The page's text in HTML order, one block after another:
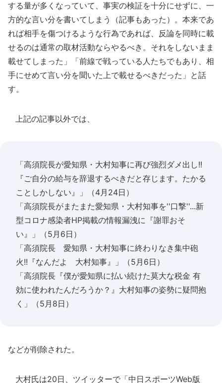
する量が多くなっていて、事実の検証を十分にせずに、一
方的な言い分を書いてしまう（記事もあった）。本来であ
れば相手を傷つけるような行為であれば、反論を同時に載
せるのは通常の取材活動ならやるべき。それをしないまま
載せてしまった」「前線で戦っている人たちでもあり、相
手にせめて言い分を聞いた上で載せるべきだった」と話
す。
上記の記事以外では、
「高須院長が愛知県・大村知事に再び強烈ダメ出し!!
『ご自分の給与を辞退するべきだと存じます。たかる
ことしかしない』」（4月24日）
「高須院長がまたまた愛知県・大村知事を''口撃''...新
型コロナ感染者HP掲載の情報漏洩に『謝罪おそ
い』」（5月6日）
「高須院長 愛知県・大村知事に終わりなき集中砲
火!!『なんだよ 大村知事』」（5月6日）
「高須院長『僕が愛知県に払い続けた莫大な税金 有
効に使われたんだろうか？』大村知事の姿勢に疑問抱
く」（5月8日）
などが削除された。
大村氏は20日、ツイッターで「中日スポーツWeb版